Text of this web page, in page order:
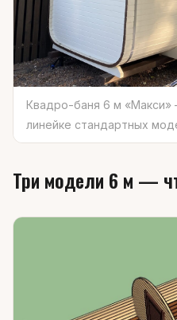
Квадро-баня 6 м
линейке стандартных
Три модели 6 м —